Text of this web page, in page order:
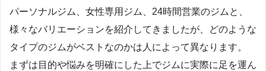
パーソナルジム、女性専用ジム、24時間営業のジムと、
様々なバリエーションを紹介してきましたが、どのような
タイプのジムがベストなのかは人によって異なります。
まずは目的や悩みを明確にした上でジムに実際に足を運ん